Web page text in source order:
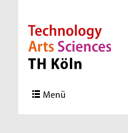
Direkt zur Hauptnavigation
Direkt zur Subnavigation
Direkt zum Inhalt
Direkt zum Fußbereich
Menü